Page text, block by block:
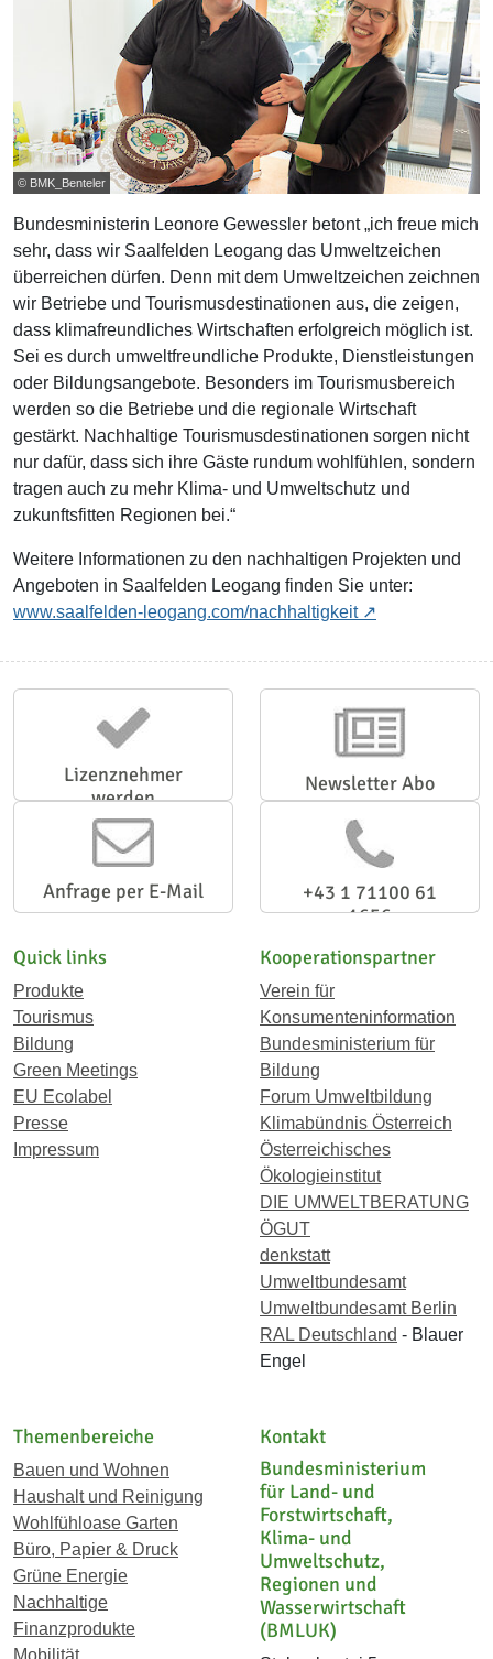
© BMK_Benteler
Bundesministerin Leonore Gewessler betont „ich freue mich
sehr, dass wir Saalfelden Leogang das Umweltzeichen
überreichen dürfen. Denn mit dem Umweltzeichen zeichnen
wir Betriebe und Tourismusdestinationen aus, die zeigen,
dass klimafreundliches Wirtschaften erfolgreich möglich ist.
Sei es durch umweltfreundliche Produkte, Dienstleistungen
oder Bildungsangebote. Besonders im Tourismusbereich
werden so die Betriebe und die regionale Wirtschaft
gestärkt. Nachhaltige Tourismusdestinationen sorgen nicht
nur dafür, dass sich ihre Gäste rundum wohlfühlen, sondern
tragen auch zu mehr Klima- und Umweltschutz und
zukunftsfitten Regionen bei.“
Weitere Informationen zu den nachhaltigen Projekten und
Angeboten in Saalfelden Leogang finden Sie unter:
www.saalfelden-leogang.com/nachhaltigkeit
Lizenznehmer
werden
Newsletter Abo
Anfrage per E-Mail
+43 1 71100 61
1656
Quick links
Produkte
Tourismus
Bildung
Green Meetings
EU Ecolabel
Presse
Impressum
Kooperationspartner
Verein für
Konsumenteninformation
Bundesministerium für
Bildung
Forum Umweltbildung
Klimabündnis Österreich
Österreichisches
Ökologieinstitut
DIE UMWELTBERATUNG
ÖGUT
denkstatt
Umweltbundesamt
Umweltbundesamt Berlin
RAL Deutschland - Blauer
Engel
Themenbereiche
Bauen und Wohnen
Haushalt und Reinigung
Wohlfühloase Garten
Büro, Papier & Druck
Grüne Energie
Nachhaltige
Finanzprodukte
Kontakt
Bundesministerium
für Land- und
Forstwirtschaft,
Klima- und
Umweltschutz,
Regionen und
Wasserwirtschaft
(BMLUK)